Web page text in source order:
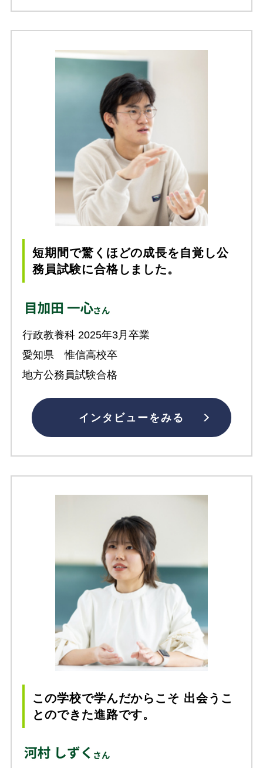
短期間で驚くほどの成長を自覚し公
務員試験に合格しました。
行政教養科 2025年3月卒業
愛知県 惟信高校卒
地方公務員試験合格
インタビューをみる
この学校で学んだからこそ 出会うこ
とのできた進路です。